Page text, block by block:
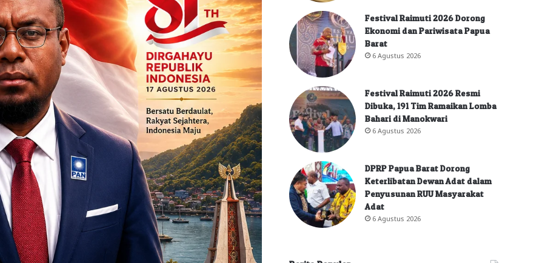
Festival Raimuti 2026 Dorong
Ekonomi dan Pariwisata Papua
Barat
6 Agustus 2026
Festival Raimuti 2026 Resmi
Dibuka, 191 Tim Ramaikan Lomba
Bahari di Manokwari
6 Agustus 2026
DPRP Papua Barat Dorong
Keterlibatan Dewan Adat dalam
Penyusunan RUU Masyarakat
Adat
6 Agustus 2026